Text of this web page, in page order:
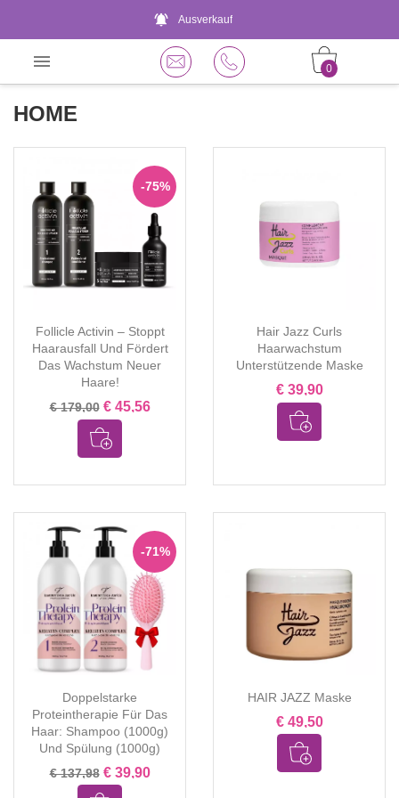
notifications_active Ausverkauf
 0
HOME
Follicle Activin – Stoppt
Haarausfall Und Fördert
Das Wachstum Neuer
Haare!
€ 179,00 € 45,56
-75%
Hair Jazz Curls
Haarwachstum
Unterstützende Maske
€ 39,90
Doppelstarke
Proteintherapie Für Das
Haar: Shampoo (1000g)
Und Spülung (1000g)
€ 137,98 € 39,90
-71%
HAIR JAZZ Maske
€ 49,50